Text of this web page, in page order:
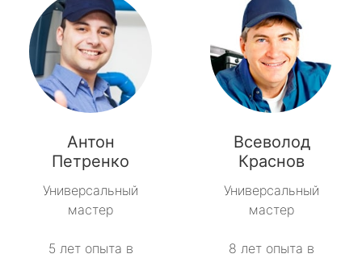
Антон
Петренко
Универсальный
мастер
5 лет опыта в
Всеволод
Краснов
Универсальный
мастер
8 лет опыта в